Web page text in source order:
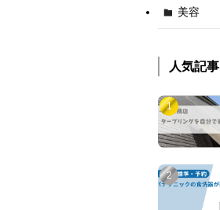
美容
人気記事